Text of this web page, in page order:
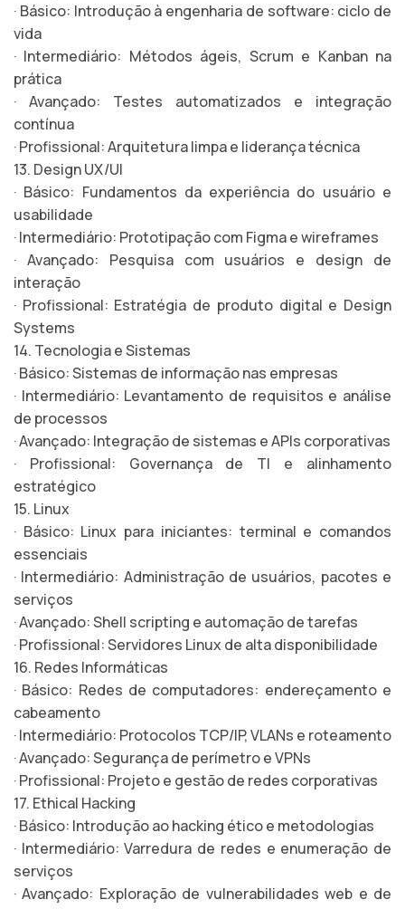
· Básico: Introdução à engenharia de software: ciclo de
vida
· Intermediário: Métodos ágeis, Scrum e Kanban na
prática
· Avançado: Testes automatizados e integração
contínua
· Profissional: Arquitetura limpa e liderança técnica
13. Design UX/UI
· Básico: Fundamentos da experiência do usuário e
usabilidade
· Intermediário: Prototipação com Figma e wireframes
· Avançado: Pesquisa com usuários e design de
interação
· Profissional: Estratégia de produto digital e Design
Systems
14. Tecnologia e Sistemas
· Básico: Sistemas de informação nas empresas
· Intermediário: Levantamento de requisitos e análise
de processos
· Avançado: Integração de sistemas e APIs corporativas
· Profissional: Governança de TI e alinhamento
estratégico
15. Linux
· Básico: Linux para iniciantes: terminal e comandos
essenciais
· Intermediário: Administração de usuários, pacotes e
serviços
· Avançado: Shell scripting e automação de tarefas
· Profissional: Servidores Linux de alta disponibilidade
16. Redes Informáticas
· Básico: Redes de computadores: endereçamento e
cabeamento
· Intermediário: Protocolos TCP/IP, VLANs e roteamento
· Avançado: Segurança de perímetro e VPNs
· Profissional: Projeto e gestão de redes corporativas
17. Ethical Hacking
· Básico: Introdução ao hacking ético e metodologias
· Intermediário: Varredura de redes e enumeração de
serviços
· Avançado: Exploração de vulnerabilidades web e de